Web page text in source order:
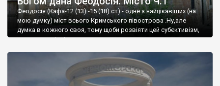
Феодосія (Кафа-12 (13) -15 (18) ст) - одне з найцікавіших (на
мою думку) міст всього Кримського півострова .Ну,але
думка в кожного своя, тому щоби розвіяти цей субєктивізм,
запрошую відвідати це